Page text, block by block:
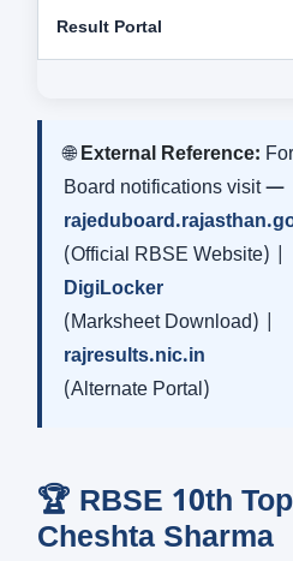
Result Portal
🌐External Reference:
Board notifications visit —
(Official RBSE Website) |
DigiLocker
(Marksheet Download) |
rajresults.nic.in
(Alternate Portal)
🏆 RBSE 10th
Cheshta Sharma